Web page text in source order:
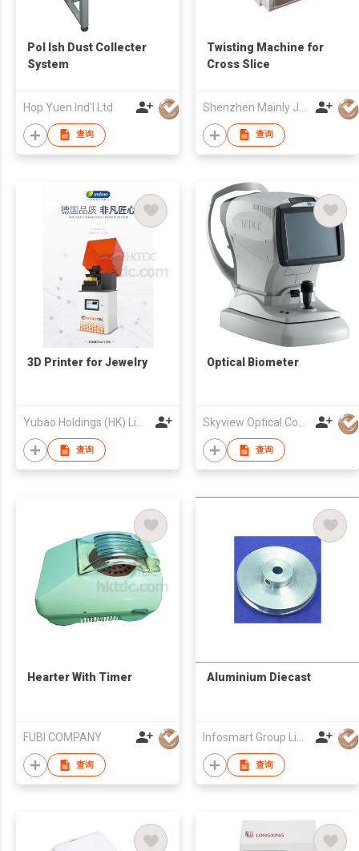
Pol Ish Dust Collecter
System
Hop Yuen Ind'l Ltd
查询
Twisting Machine for
Cross Slice
查询
3D Printer for Jewelry
查询
Optical Biometer
查询
Hearter With Timer
FUBI COMPANY
查询
Aluminium Diecast
Infosmart Group Limited
查询